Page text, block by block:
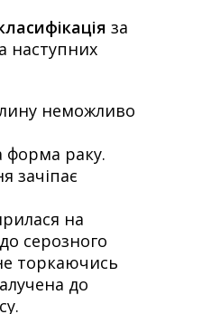
за
наступних
неможливо
форма раку.
зачіпає
на
серозного
торкаючись
до